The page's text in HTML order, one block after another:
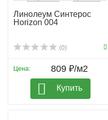
Линолеум Синтерос
Horizon 004
(0)
Цена: 809 ₽/м2
Купить